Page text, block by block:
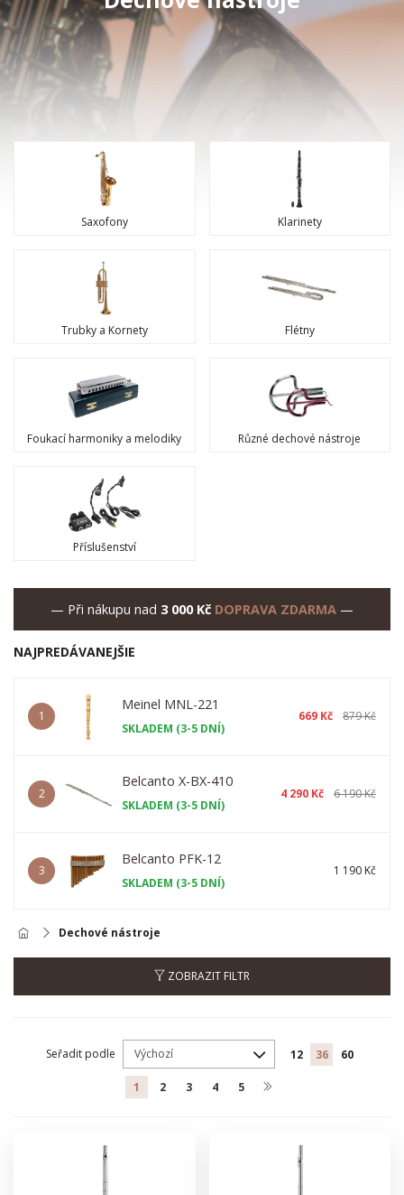
Saxofony Klarinety
Trubky a Kornety Flétny
Foukací harmoniky a melodiky Různé dechové nástroje
Příslušenství
— Při nákupu nad 3 000 Kč DOPRAVA ZDARMA —
NAJPREDÁVANEJŠIE
1
Meinel MNL-221
SKLADEM (3-5 DNÍ)
669 Kč 879 Kč
2
Belcanto X-BX-410
SKLADEM (3-5 DNÍ)
4 290 Kč 6 190 Kč
3
Belcanto PFK-12
SKLADEM (3-5 DNÍ)
1 190 Kč
Dechové nástroje
ZOBRAZIT FILTR
Seřadit podle 12 36 60
1 2 3 4 5